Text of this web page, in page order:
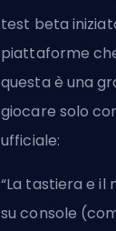
test beta
piattaforme
questa è una
giocare solo
ufficiale:
“La tastiera e il
su console